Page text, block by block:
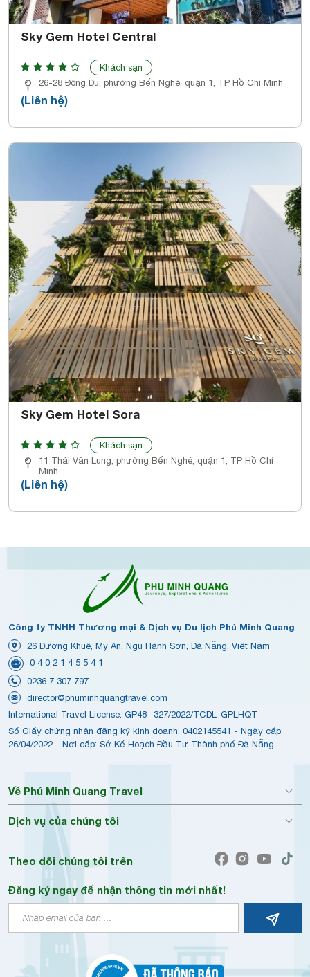
Sky Gem Hotel Central
Khách sạn
26-28 Đông Du, phường Bến Nghé, quận 1, TP Hồ Chí Minh
(Liên hệ)
Sky Gem Hotel Sora
Khách sạn
11 Thái Văn Lung, phường Bến Nghé, quận 1, TP Hồ Chí
Minh
(Liên hệ)
Công ty TNHH Thương mại & Dịch vụ Du lịch Phú Minh Quang
26 Dương Khuê, Mỹ An, Ngũ Hành Sơn, Đà Nẵng, Việt Nam
0 4 0 2 1 4 5 5 4 1
0236 7 307 797
director@phuminhquangtravel.com
International Travel License: GP48- 327/2022/TCDL-GPLHQT
Số Giấy chứng nhận đăng ký kinh doanh: 0402145541 - Ngày cấp:
26/04/2022 - Nơi cấp: Sở Kế Hoạch Đầu Tư Thành phố Đà Nẵng
Về Phú Minh Quang Travel
Dịch vụ của chúng tôi
Theo dõi chúng tôi trên
Đăng ký ngay để nhận thông tin mới nhất!